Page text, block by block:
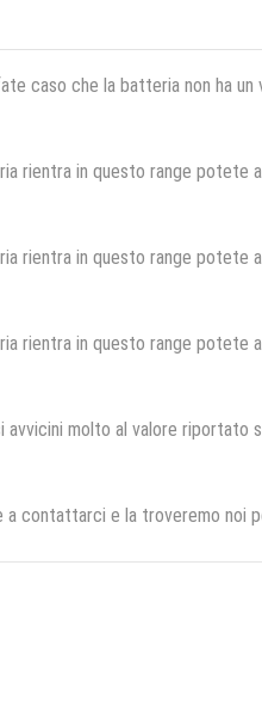
che la batteria non ha un
rientra in questo range potete
rientra in questo range potete
rientra in questo range potete
molto al valore riportato
contattarci e la troveremo noi